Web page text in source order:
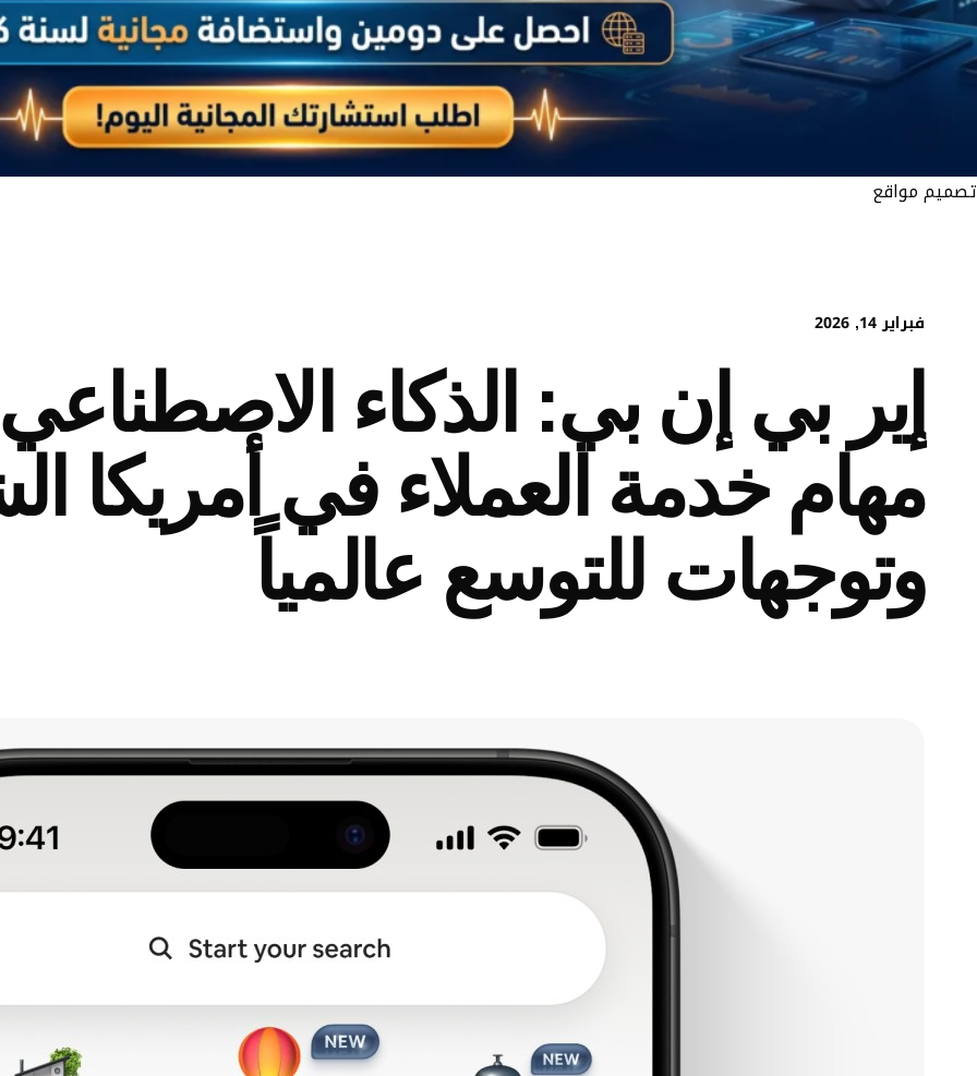
تصميم مواقع
فبراير 14, 2026
إير بي إن بي: الذكاء
مهام خدمة العملاء في أمريكا
وتوجهات للتوسع عالمياً